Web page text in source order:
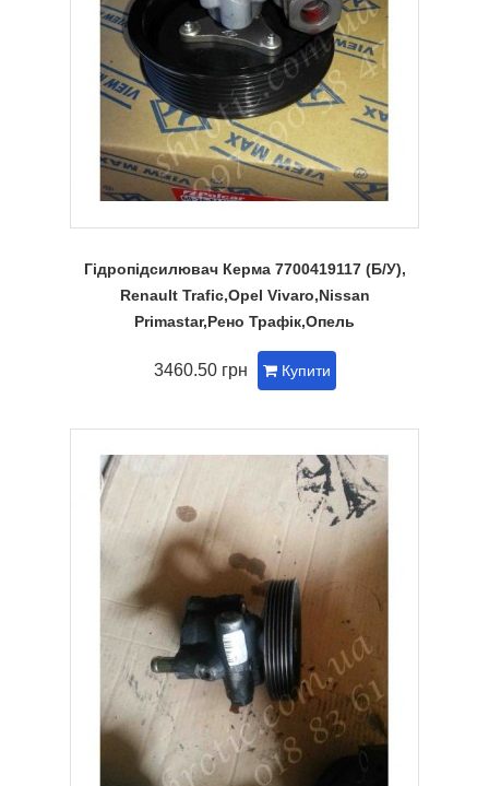
Гідропідсилювач Керма 7700419117 (Б/У),
Renault Trafic,Opel Vivaro,Nissan
Primastar,Рено Трафік,Опель
3460.50 грн Купити